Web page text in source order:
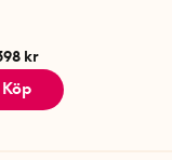
kr
Köp